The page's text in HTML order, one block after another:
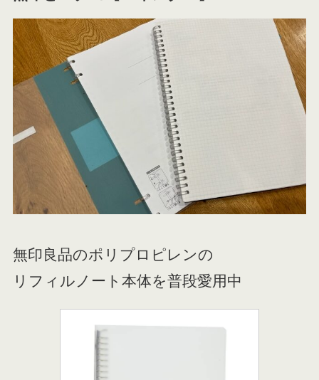
無印良品のポリプロピレンの
リフィルノート本体を普段愛用中